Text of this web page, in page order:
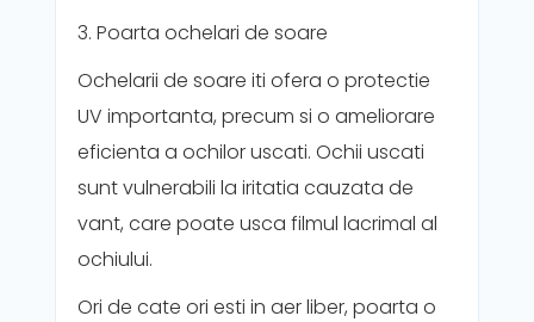
3. Poarta ochelari de soare
Ochelarii de soare iti ofera o protectie
UV importanta, precum si o ameliorare
eficienta a ochilor uscati. Ochii uscati
sunt vulnerabili la iritatia cauzata de
vant, care poate usca filmul lacrimal al
ochiului.
Ori de cate ori esti in aer liber, poarta o